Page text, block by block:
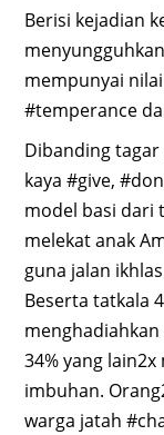
Berisi kejadian
mempunyai
#temperance
Dibanding
kaya #give,
model basi dari
melekat anak
guna jalan
Beserta tatkala
34% yang
imbuhan.
warga jatah